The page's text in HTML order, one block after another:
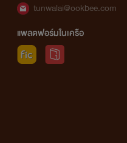
tunwalai@ookbee.com
แพลตฟอร์มในเครือ